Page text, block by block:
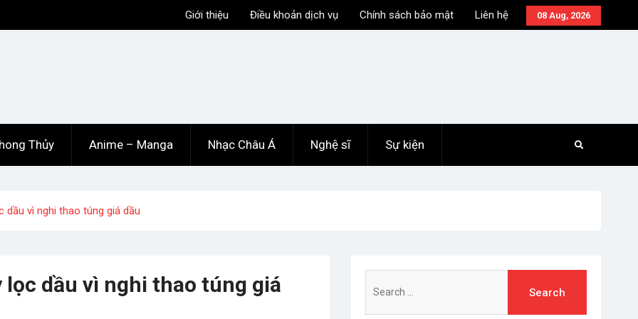
08 Aug, 2026
Giới thiệu Điều khoản dịch vụ Chính sách bảo mật Liên hệ
Thủy Anime – Manga Nhạc Châu Á Nghệ sĩ Sự kiện
dầu vì nghi thao túng giá dầu
dầu vì nghi thao túng giá
for: